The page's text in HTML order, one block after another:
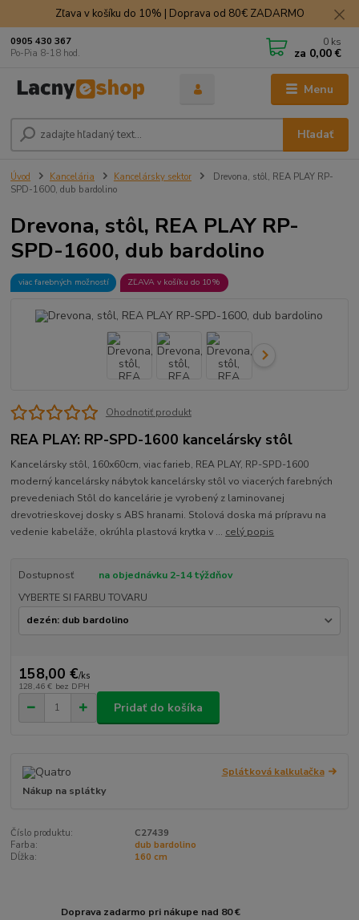
Zľava v košíku do 10% | Doprava od 80€ ZADARMO
Menu
Hľadať
0905 430 367
Po-Pia 8-18 hod.
0 ks
za 0,00 €
Úvod Kancelária Kancelársky sektor
Drevona, stôl, REA PLAY RP-
SPD-1600, dub bardolino
Drevona, stôl, REA PLAY RP-
SPD-1600, dub bardolino
viac farebných možností ZĽAVA v košíku do 10%
Ohodnotiť produkt
REA PLAY: RP-SPD-1600 kancelársky stôl
Kancelársky stôl, 160x60cm, viac farieb, REA PLAY, RP-SPD-1600
moderný kancelársky nábytok kancelársky stôl vo viacerých farebných
prevedeniach Stôl do kancelárie je vyrobený z laminovanej
drevotrieskovej dosky s ABS hranami. Stolová doska má prípravu na
vedenie kabeláže, okrúhla plastová krytka v ... celý popis
Dostupnosť
na objednávku 2-14 týždňov
VYBERTE SI FARBU TOVARU
158,00 €/ks
128,46 € bez DPH
Pridať do košíka
Splátková kalkulačka
Nákup na splátky
Číslo produktu:
C27439
Farba:
dub bardolino
Dĺžka:
160 cm
Doprava zadarmo pri nákupe nad 80 €